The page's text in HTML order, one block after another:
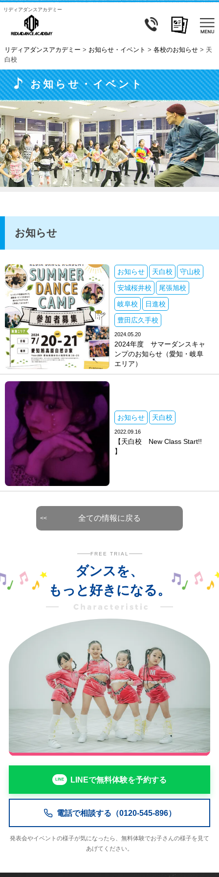
リディアダンスアカデミー
リディアダンスアカデミー > お知らせ・イベント > 各校のお知らせ> 天
白校
お知らせ・イベント
お知らせ
お知らせ 天白校 守山校
安城桜井校 尾張旭校
岐阜校 日進校
豊田広久手校
2024.05.20
2024年度 サマーダンスキャ
ンプのお知らせ（愛知・岐阜
エリア）
お知らせ 天白校
2022.09.16
【天白校 New Class Start!!
】
全ての情報に戻る
FREE TRIAL
ダンスを、
もっと好きになる。
LINEで無料体験を予約する
電話で相談する（0120-545-896）
発表会やイベントの様子が気になったら、無料体験でお子さんの様子を見て
あげてください。